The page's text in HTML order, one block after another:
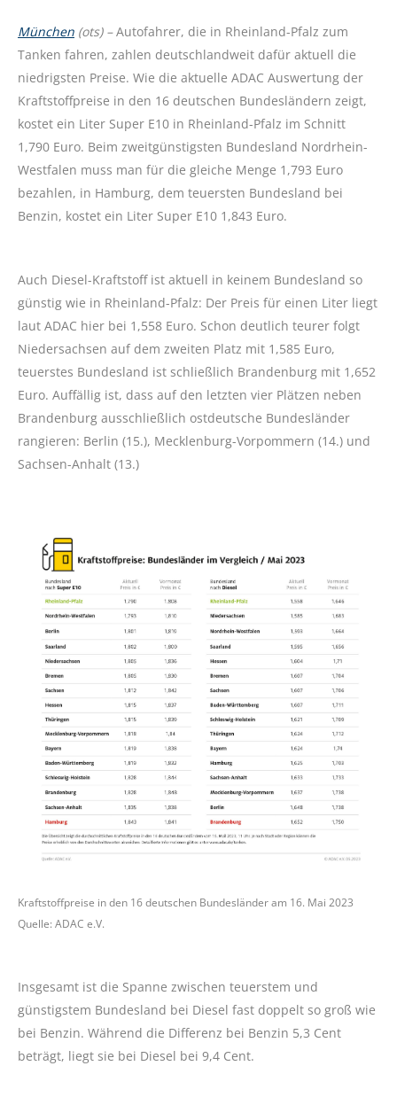
München (ots) –Autofahrer, die in Rheinland-Pfalz zum
Tanken fahren, zahlen deutschlandweit dafür aktuell die
niedrigsten Preise. Wie die aktuelle ADAC Auswertung der
Kraftstoffpreise in den 16 deutschen Bundesländern zeigt,
kostet ein Liter Super E10 in Rheinland-Pfalz im Schnitt
1,790 Euro. Beim zweitgünstigsten Bundesland Nordrhein-
Westfalen muss man für die gleiche Menge 1,793 Euro
bezahlen, in Hamburg, dem teuersten Bundesland bei
Benzin, kostet ein Liter Super E10 1,843 Euro.
Auch Diesel-Kraftstoff ist aktuell in keinem Bundesland so
günstig wie in Rheinland-Pfalz: Der Preis für einen Liter liegt
laut ADAC hier bei 1,558 Euro. Schon deutlich teurer folgt
Niedersachsen auf dem zweiten Platz mit 1,585 Euro,
teuerstes Bundesland ist schließlich Brandenburg mit 1,652
Euro. Auffällig ist, dass auf den letzten vier Plätzen neben
Brandenburg ausschließlich ostdeutsche Bundesländer
rangieren: Berlin (15.), Mecklenburg-Vorpommern (14.) und
Sachsen-Anhalt (13.)
Kraftstoffpreise in den 16 deutschen Bundesländer am 16. Mai 2023
Quelle: ADAC e.V.
Insgesamt ist die Spanne zwischen teuerstem und
günstigstem Bundesland bei Diesel fast doppelt so groß wie
bei Benzin. Während die Differenz bei Benzin 5,3 Cent
beträgt, liegt sie bei Diesel bei 9,4 Cent.